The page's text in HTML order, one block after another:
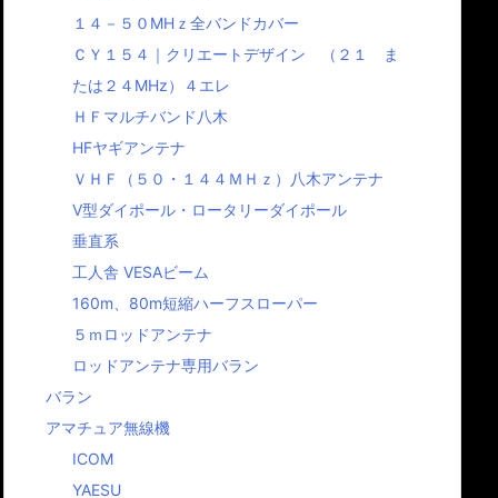
１４－５０MHｚ全バンドカバー
ＣＹ１５４｜クリエートデザイン （２１ ま
たは２４MHz）４エレ
ＨＦマルチバンド八木
HFヤギアンテナ
ＶＨＦ（５０・１４４ＭＨｚ）八木アンテナ
Ⅴ型ダイポール・ロータリーダイポール
垂直系
工人舎 VESAビーム
160m、80m短縮ハーフスローパー
５ｍロッドアンテナ
ロッドアンテナ専用バラン
バラン
アマチュア無線機
ICOM
YAESU